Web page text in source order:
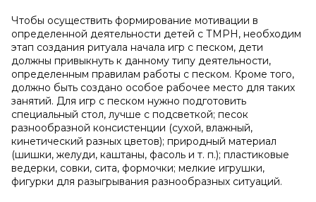
Чтобы осуществить формирование мотивации в
определенной деятельности детей с ТМРН, необходим
этап создания ритуала начала игр с песком, дети
должны привыкнуть к данному типу деятельности,
определенным правилам работы с песком. Кроме того,
должно быть создано особое рабочее место для таких
занятий. Для игр с песком нужно подготовить
специальный стол, лучше с подсветкой; песок
разнообразной консистенции (сухой, влажный,
кинетический разных цветов); природный материал
(шишки, желуди, каштаны, фасоль и т. п.); пластиковые
ведерки, совки, сита, формочки; мелкие игрушки,
фигурки для разыгрывания разнообразных ситуаций.